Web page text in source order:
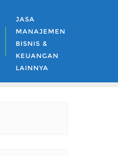
JASA
MANAJEMEN
BISNIS &
KEUANGAN
LAINNYA